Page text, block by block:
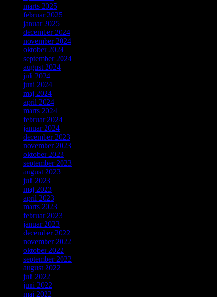
marts 2025
februar 2025
januar 2025
december 2024
november 2024
oktober 2024
september 2024
august 2024
juli 2024
juni 2024
maj 2024
april 2024
marts 2024
februar 2024
januar 2024
december 2023
november 2023
oktober 2023
september 2023
august 2023
juli 2023
maj 2023
april 2023
marts 2023
februar 2023
januar 2023
december 2022
november 2022
oktober 2022
september 2022
august 2022
juli 2022
juni 2022
maj 2022